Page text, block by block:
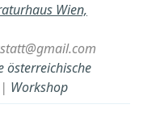
Systems,”“
Wien,
österreichische
| Workshop